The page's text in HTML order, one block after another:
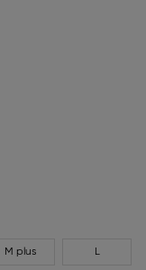
M plus L